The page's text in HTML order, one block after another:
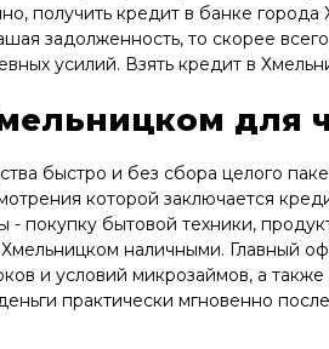
получить кредит в банке
задолженность, то скорее
усилий. Взять кредит в
для
быстро и без сбора целого
которой заключается
- покупку бытовой техники,
наличными. Главный
и условий микрозаймов, а
практически мгновенно